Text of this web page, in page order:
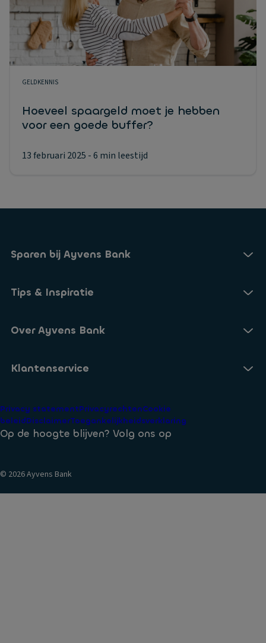
GELDKENNIS
Hoeveel spaargeld moet je hebben
voor een goede buffer?
13 februari 2025 - 6 min leestijd
Sparen bij Ayvens Bank
Onze Online Spaarrekening
Onze Sparen App
Actuele rentestanden
Tips & Inspiratie
Blogs
Aanmelden nieuwsbrief
Over Ayvens Bank
Over ons
Voorwaarden
Klantenservice
Veelgestelde vragen
Identificatie bij Ayvens Bank
Privacy statementPrivacyrechtenCookie
beleidDisclaimerToegankelijkheidsverklaring
Op de hoogte blijven? Volg ons op
© 2026 Ayvens Bank